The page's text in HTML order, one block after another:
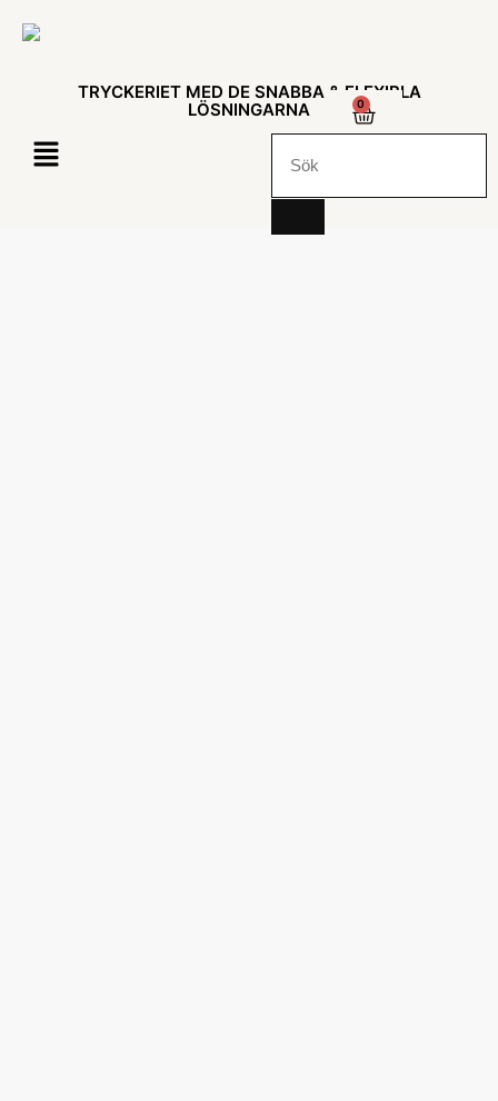
TRYCKERIET MED DE SNABBA & FLEXIBLA
LÖSNINGARNA
0